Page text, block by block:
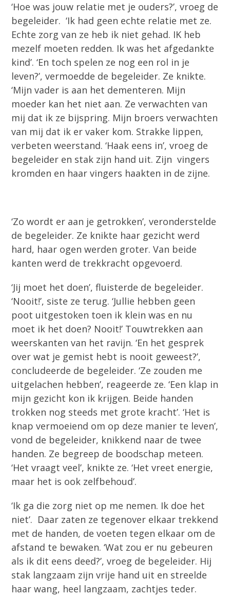
‘Hoe was jouw relatie met je ouders?’, vroeg de
begeleider. ‘Ik had geen echte relatie met ze.
Echte zorg van ze heb ik niet gehad. IK heb
mezelf moeten redden. Ik was het afgedankte
kind’. ‘En toch spelen ze nog een rol in je
leven?’, vermoedde de begeleider. Ze knikte.
‘Mijn vader is aan het dementeren. Mijn
moeder kan het niet aan. Ze verwachten van
mij dat ik ze bijspring. Mijn broers verwachten
van mij dat ik er vaker kom. Strakke lippen,
verbeten weerstand. ‘Haak eens in’, vroeg de
begeleider en stak zijn hand uit. Zijn vingers
kromden en haar vingers haakten in de zijne.
‘Zo wordt er aan je getrokken’, veronderstelde
de begeleider. Ze knikte haar gezicht werd
hard, haar ogen werden groter. Van beide
kanten werd de trekkracht opgevoerd.
‘Jij moet het doen’, fluisterde de begeleider.
‘Nooit!’, siste ze terug. ‘Jullie hebben geen
poot uitgestoken toen ik klein was en nu
moet ik het doen? Nooit!’ Touwtrekken aan
weerskanten van het ravijn. ‘En het gesprek
over wat je gemist hebt is nooit geweest?’,
concludeerde de begeleider. ‘Ze zouden me
uitgelachen hebben’, reageerde ze. ‘Een klap in
mijn gezicht kon ik krijgen. Beide handen
trokken nog steeds met grote kracht’. ‘Het is
knap vermoeiend om op deze manier te leven’,
vond de begeleider, knikkend naar de twee
handen. Ze begreep de boodschap meteen.
‘Het vraagt veel’, knikte ze. ‘Het vreet energie,
maar het is ook zelfbehoud’.
‘Ik ga die zorg niet op me nemen. Ik doe het
niet’. Daar zaten ze tegenover elkaar trekkend
met de handen, de voeten tegen elkaar om de
afstand te bewaken. ‘Wat zou er nu gebeuren
als ik dit eens deed?’, vroeg de begeleider. Hij
stak langzaam zijn vrije hand uit en streelde
haar wang, heel langzaam, zachtjes teder.